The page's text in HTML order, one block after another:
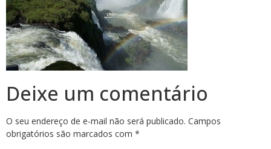
Deixe um comentário
O seu endereço de e-mail não será publicado. Campos
obrigatórios são marcados com *